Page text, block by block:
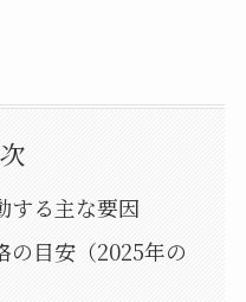
する主な要因
の目安（2025年の